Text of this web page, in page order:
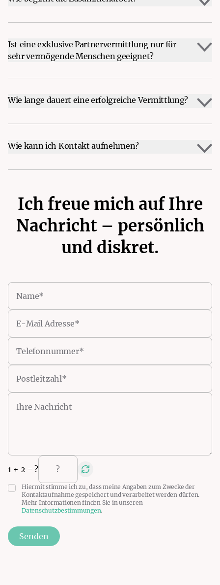
Ist eine exklusive Partnervermittlung nur für
sehr vermögende Menschen geeignet?
Wie lange dauert eine erfolgreiche Vermittlung?
Wie kann ich Kontakt aufnehmen?
Ich freue mich auf Ihre
Nachricht – persönlich
und diskret.
1 + 2 = ?
Hiermit stimme ich zu, dass meine Angaben zum Zwecke der
Kontaktaufnahme gespeichert und verarbeitet werden dürfen.
Mehr Informationen finden Sie in unseren
Datenschutzbestimmungen.
Senden